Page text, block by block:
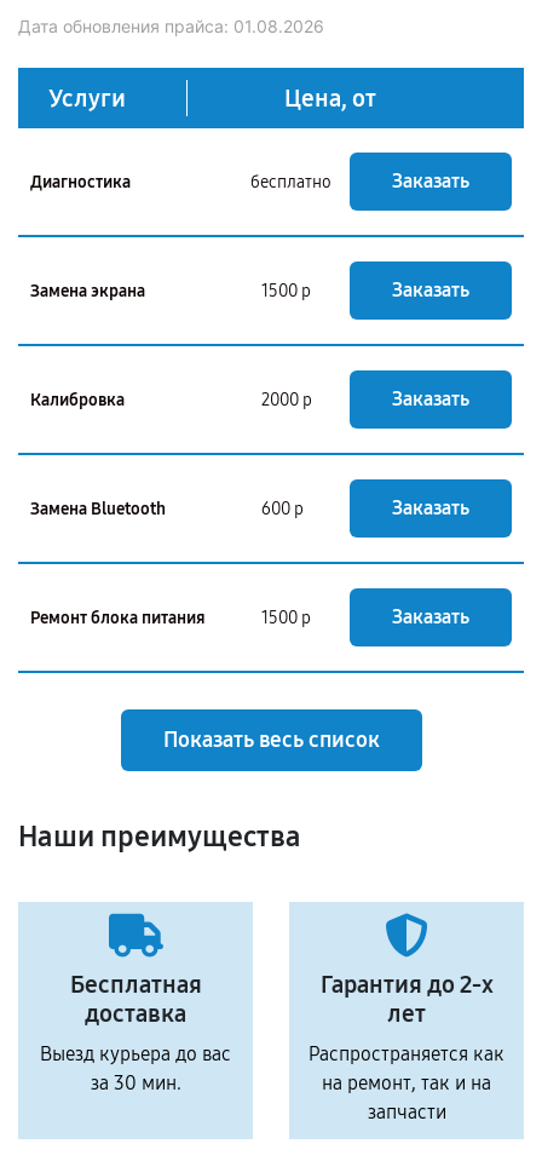
Дата обновления прайса: 01.08.2026
Услуги Цена, от
Диагностика бесплатно Заказать
Замена экрана 1500 р Заказать
Калибровка 2000 р Заказать
Замена Bluetooth 600 р Заказать
Ремонт блока питания 1500 р Заказать
Показать весь список
Наши преимущества
Бесплатная
доставка
Выезд курьера до вас
за 30 мин.
Гарантия до 2-х
лет
Распространяется как
на ремонт, так и на
запчасти